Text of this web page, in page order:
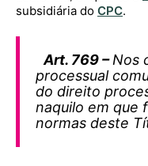
subsidiária do CPC.
Art. 769 –Nos
processual
do direito
naquilo em que
normas deste